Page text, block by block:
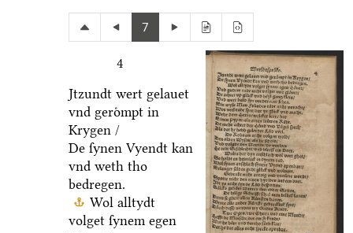
7
4
Jtzundt wert gelauet
vnd geroͤmpt in
Krygen /
De ſynen Vyendt kan
vnd weth tho
bedregen.
Wol alltydt
volget ſynem egen